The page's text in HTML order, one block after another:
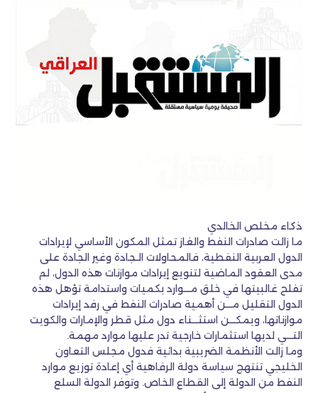
ذكاء مخلص الخالدي
ما زالت صادرات النفط والغاز تمثل المكون الأساسي لإيرادات
الدول العربية النفطية، فالمحاولات الـجادة وغير الجادة على
مدى العقود الماضية لتنويع إيرادات موازنات هذه الدول، لم
تفلح غالبيتها في خلق مـــوارد بكميات واستدامة تؤهل هذه
الدول التقليل مـــن أهمية صادرات النفط في رفد إيرادات
موازناتها، ويمكـــن استثـــناء دول مثل قطر والإمارات والكويت
التـــي لديها استثمارات خارجية تدر عليها موارد مهمة.
وما زالت الأنظمة الضريبية بدائية فدول مجلس التعاون
الخليجي تنتهج سياسة دولة الرفاهية أي إعادة توزيع موارد
النفط من الدولة إلى القطاع الخاص. وتوفر الدولة السلع